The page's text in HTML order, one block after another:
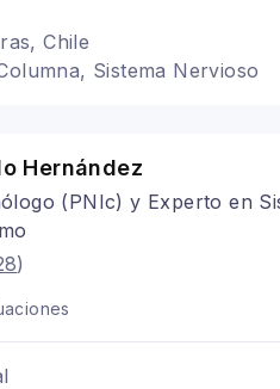
Chile
Sistema Nervioso
Hernández
(PNIc) y Experto en
)